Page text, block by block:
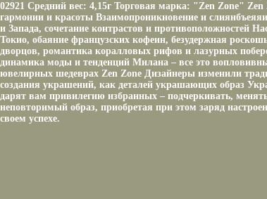
02921 Средний вес: 4,15г Торговая марка: "Zen Zone" Zen
гармонии и красоты Взаимопроникновение и
и Запада, сочетание контрастов и противоположностей
Токио, обаяние французских кофеин, безудержная
дворцов, романтика коралловых рифов и лазурных
динамика моды и тенденций Милана – все это
ювелирных шедеврах Zen Zone Дизайнеры изменили
создания украшений, как деталей украшающих образ
дарят вам привилегию избранных – подчеркивать,
неповторимый образ, приобретая при этом заряд
своем успехе.